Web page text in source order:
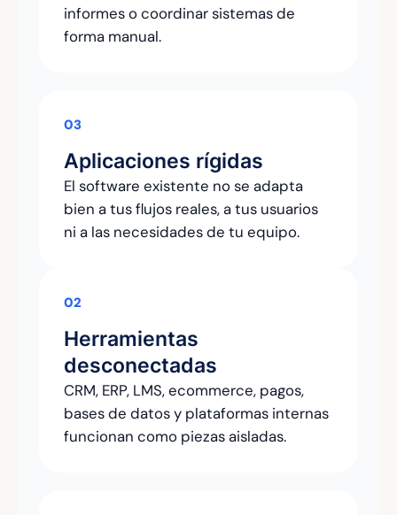
informes o coordinar sistemas de
forma manual.
03
Aplicaciones rígidas
El software existente no se adapta
bien a tus flujos reales, a tus usuarios
ni a las necesidades de tu equipo.
02
Herramientas
desconectadas
CRM, ERP, LMS, ecommerce, pagos,
bases de datos y plataformas internas
funcionan como piezas aisladas.